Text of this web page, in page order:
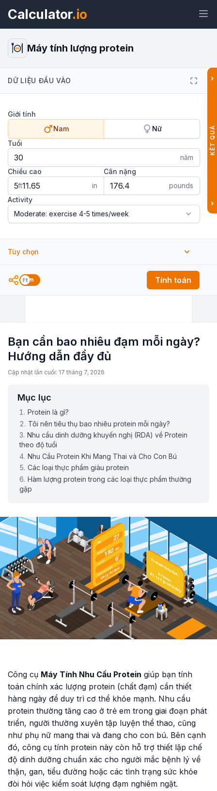
Calculator.io
Máy tính lượng protein
DỮ LIỆU ĐẦU VÀO
Giới tính
Nam
Nữ
Tuổi
năm
Chiều cao
ft
in
Cân nặng
pounds
Activity
Tùy chọn
Tính toán
›
KẾT QUẢ
›
Bạn cần bao nhiêu đạm mỗi ngày?
Hướng dẫn đầy đủ
Cập nhật lần cuối: 17 tháng 7, 2026
Mục lục
Protein là gì?
Tôi nên tiêu thụ bao nhiêu protein mỗi ngày?
Nhu cầu dinh dưỡng khuyến nghị (RDA) về Protein
theo độ tuổi
Nhu Cầu Protein Khi Mang Thai và Cho Con Bú
Các loại thực phẩm giàu protein
Hàm lượng protein trong các loại thực phẩm thường
gặp
Công cụ Máy Tính Nhu Cầu Protein giúp bạn tính
toán chính xác lượng protein (chất đạm) cần thiết
hàng ngày để duy trì cơ thể khỏe mạnh. Nhu cầu
protein thường tăng cao ở trẻ em trong giai đoạn phát
triển, người thường xuyên tập luyện thể thao, cũng
như phụ nữ mang thai và đang cho con bú. Bên cạnh
đó, công cụ tính protein này còn hỗ trợ thiết lập chế
độ dinh dưỡng chuẩn xác cho người mắc bệnh lý về
thận, gan, tiểu đường hoặc các tình trạng sức khỏe
đòi hỏi việc kiểm soát lượng đạm nghiêm ngặt.